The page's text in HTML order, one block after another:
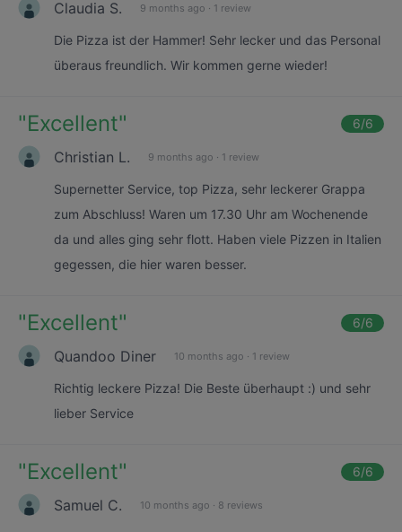
Claudia S. 9 months ago · 1 review
Die Pizza ist der Hammer! Sehr lecker und das Personal
überaus freundlich. Wir kommen gerne wieder!
"Excellent" 6/6
Christian L. 9 months ago · 1 review
Supernetter Service, top Pizza, sehr leckerer Grappa
zum Abschluss! Waren um 17.30 Uhr am Wochenende
da und alles ging sehr flott. Haben viele Pizzen in Italien
gegessen, die hier waren besser.
"Excellent" 6/6
Quandoo Diner 10 months ago · 1 review
Richtig leckere Pizza! Die Beste überhaupt :) und sehr
lieber Service
"Excellent" 6/6
Samuel C. 10 months ago · 8 reviews